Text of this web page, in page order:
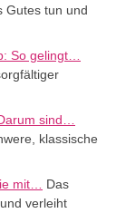
Gutes tun und
So gelingt…
sind…
klassische
mit…
Das
verleiht